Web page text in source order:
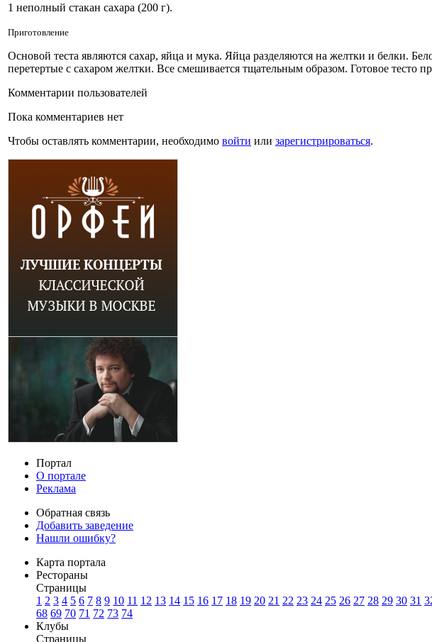
1 неполный стакан сахара (200 г).
Приготовление
Основой теста являются сахар, яйца и мука. Яйца разделяются на желтки и белки.
перетертые с сахаром желтки. Все смешивается тщательным образом. Готовое тесто
Комментарии пользователей
Пока комментариев нет
Чтобы оставлять комментарии, необходимо войти или зарегистрироваться.
Портал
О портале
Реклама
Обратная связь
Добавить заведение
Нашли ошибку?
Карта портала
Рестораны
Страницы
1 2 3 4 5 6 7 8 9 10 11 12 13 14 15 16 17 18 19 20 21 22 23 24 25 26 27 28 29 30 31
68 69 70 71 72 73 74
Клубы
Страницы